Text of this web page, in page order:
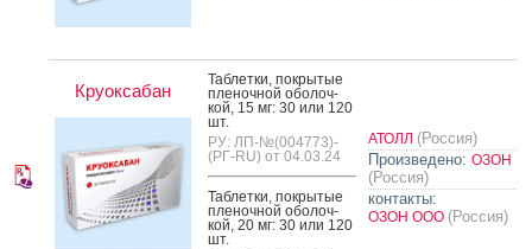
Круоксабан
Таб­летки, пок­ры­тые
пле­ноч­ной обо­лоч­
кой, 15 мг: 30 или 120
шт.
РУ: ЛП-№(004773)-
(РГ-RU) от 04.03.24
Таб­летки, пок­ры­тые
пле­ноч­ной обо­лоч­
кой, 20 мг: 30 или 120
шт.
АТОЛЛ (Россия)
Произведено: ОЗОН
(Россия)
контакты:
ОЗОН ООО (Россия)